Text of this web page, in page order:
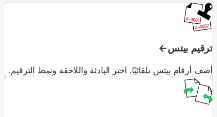
ترقيم بيتس
أضف أرقام بيتس تلقائيًا. اختر البادئة واللاحقة ونمط الترقيم.